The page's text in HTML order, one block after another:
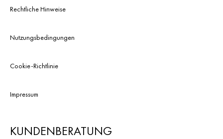
Rechtliche Hinweise
Nutzungsbedingungen
Cookie-Richtlinie
Impressum
KUNDENBERATUNG